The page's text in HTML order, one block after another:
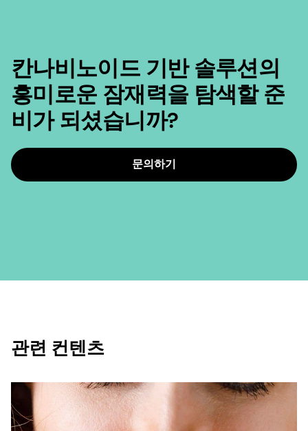
칸나비노이드 기반 솔루션의
흥미로운 잠재력을 탐색할 준
비가 되셨습니까?
문의하기
관련 컨텐츠